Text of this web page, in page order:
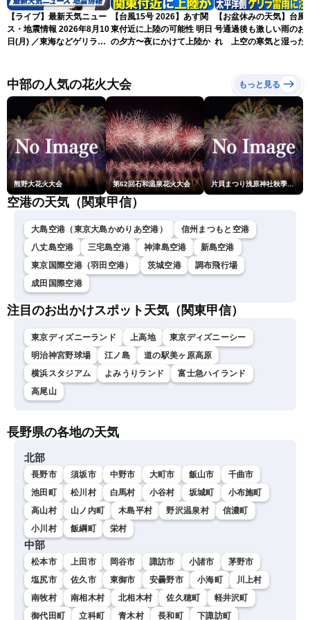
【ライブ】最新天気ニュー
ス・地震情報 2026年8月10
日(月) ／東海などゲリラ雷
ュースLiVEイブニング・駒
木結衣／宇野沢達也〉
【台風15号 2026】あす関
東付近に上陸の可能性 明日
の夕方〜夜にかけて上陸か
【お盆休みの天気】台風
号通過後も激しい雨のお
れ 上空の寒気と湿った
中部の人気の花火大会 もっと見る
熊野大花火大会 第62回石和温泉花火大会 片貝まつり浅原神社秋季例大祭奉納大煙火
空港の天気（関東甲信）
大島空港（東京大島かめりあ空港）
信州まつもと空港
八丈島空港
三宅島空港 神津島空港
新島空港
東京国際空港（羽田空港）
茨城空港
調布飛行場
成田国際空港
注目のお出かけスポット天気（関東甲信）
東京ディズニーランド 上高地
東京ディズニーシー
明治神宮野球場
江ノ島
道の駅美ヶ原高原
横浜スタジアム
よみうりランド
富士急ハイランド
高尾山
長野県の各地の天気
北部
長野市 須坂市 中野市 大町市 飯山市
千曲市
池田町
松川村 白馬村 小谷村 坂城町
小布施町
高山村
山ノ内町 木島平村 野沢温泉村
信濃町
小川村
飯綱町 栄村
中部
松本市 上田市 岡谷市 諏訪市 小諸市
茅野市
塩尻市
佐久市 東御市 安曇野市 小海町
川上村
南牧村
南相木村 北相木村 佐久穂町
軽井沢町
御代田町
立科町 青木村 長和町 下諏訪町